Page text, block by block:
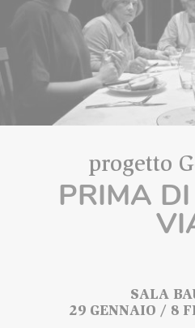
progetto
PRIMA
SALA
29 GENNAIO / 8